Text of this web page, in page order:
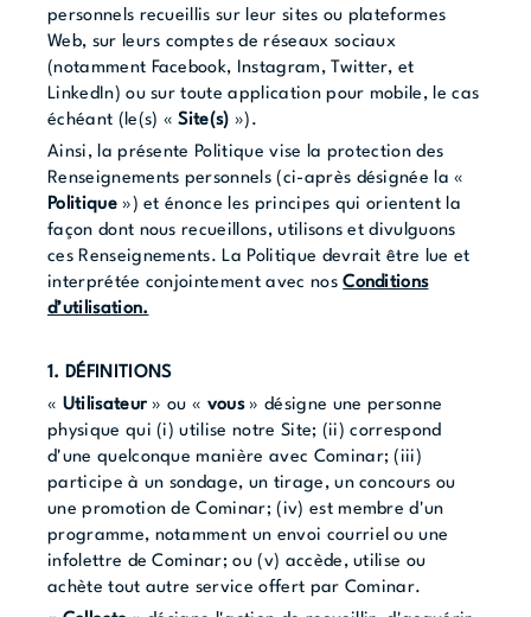
personnels recueillis sur leur sites ou plateformes
Web, sur leurs comptes de réseaux sociaux
(notamment Facebook, Instagram, Twitter, et
LinkedIn) ou sur toute application pour mobile, le cas
échéant (le(s) «Site(s) »).
Ainsi, la présente Politique vise la protection des
Renseignements personnels (ci-après désignée la «
Politique») et énonce les principes qui orientent la
façon dont nous recueillons, utilisons et divulguons
ces Renseignements. La Politique devrait être lue et
interprétée conjointement avec nos Conditions
d’utilisation.
1. DÉFINITIONS
« Utilisateur » ou « vous» désigne une personne
physique qui (i) utilise notre Site; (ii) correspond
d'une quelconque manière avec Cominar; (iii)
participe à un sondage, un tirage, un concours ou
une promotion de Cominar; (iv) est membre d'un
programme, notamment un envoi courriel ou une
infolettre de Cominar; ou (v) accède, utilise ou
achète tout autre service offert par Cominar.